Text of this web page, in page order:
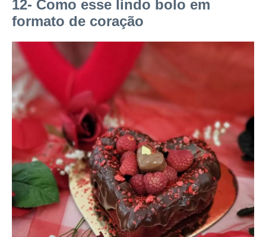
12- Como esse lindo bolo em
formato de coração